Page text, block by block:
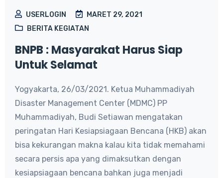
USERLOGIN
MARET 29, 2021
BERITA KEGIATAN
BNPB : Masyarakat Harus Siap
Untuk Selamat
Yogyakarta, 26/03/2021. Ketua Muhammadiyah
Disaster Management Center (MDMC) PP
Muhammadiyah, Budi Setiawan mengatakan
peringatan Hari Kesiapsiagaan Bencana (HKB) akan
bisa kekurangan makna kalau kita tidak memahami
secara persis apa yang dimaksutkan dengan
kesiapsiagaan bencana bahkan juga menjadi